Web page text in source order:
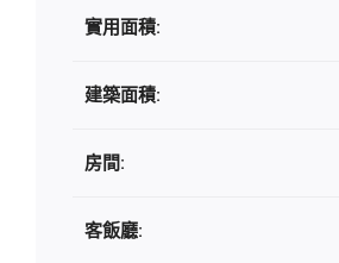
實用面積:
建築面積:
房間:
客飯廳: